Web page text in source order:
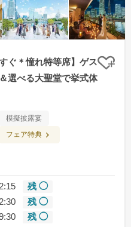
ぐ＊憧れ特等席】ゲス
選べる大聖堂で挙式体
クリ
模擬披露宴
フェア特典
残 ◯
残 ◯
残 ◯